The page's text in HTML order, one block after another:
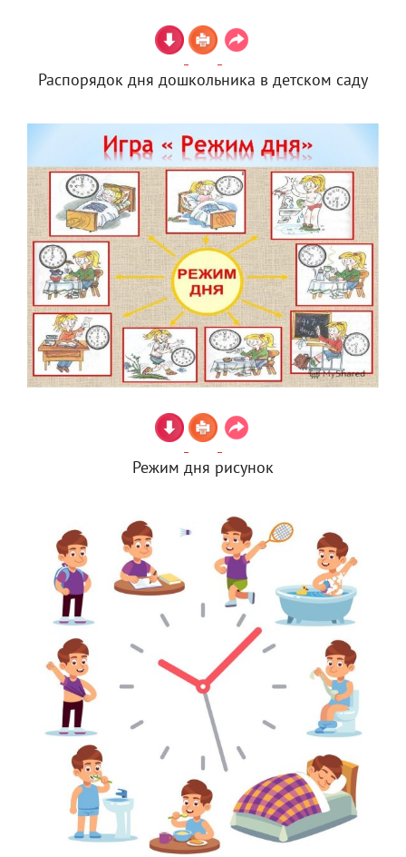
Распорядок дня дошкольника в детском саду
Режим дня рисунок